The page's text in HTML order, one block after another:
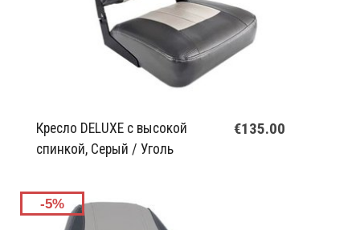
Кресло DELUXE с высокой
спинкой, Серый / Уголь
€135.00
-5%